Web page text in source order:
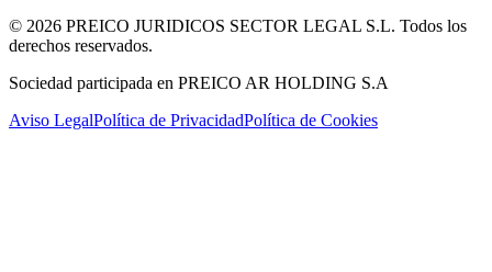
© 2026 PREICO JURIDICOS SECTOR LEGAL S.L. Todos los
derechos reservados.
Sociedad participada en PREICO AR HOLDING S.A
Aviso LegalPolítica de PrivacidadPolítica de Cookies